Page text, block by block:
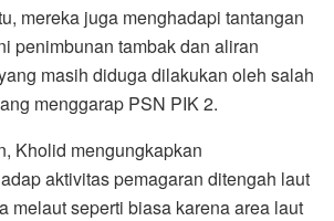
mereka juga menghadapi tantangan
penimbunan tambak dan aliran
masih diduga dilakukan oleh salah
menggarap PSN PIK 2.
Kholid mengungkapkan
aktivitas pemagaran ditengah laut
melaut seperti biasa karena area laut